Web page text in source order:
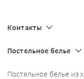
Контакты
Постельное белье
Постельное белье из